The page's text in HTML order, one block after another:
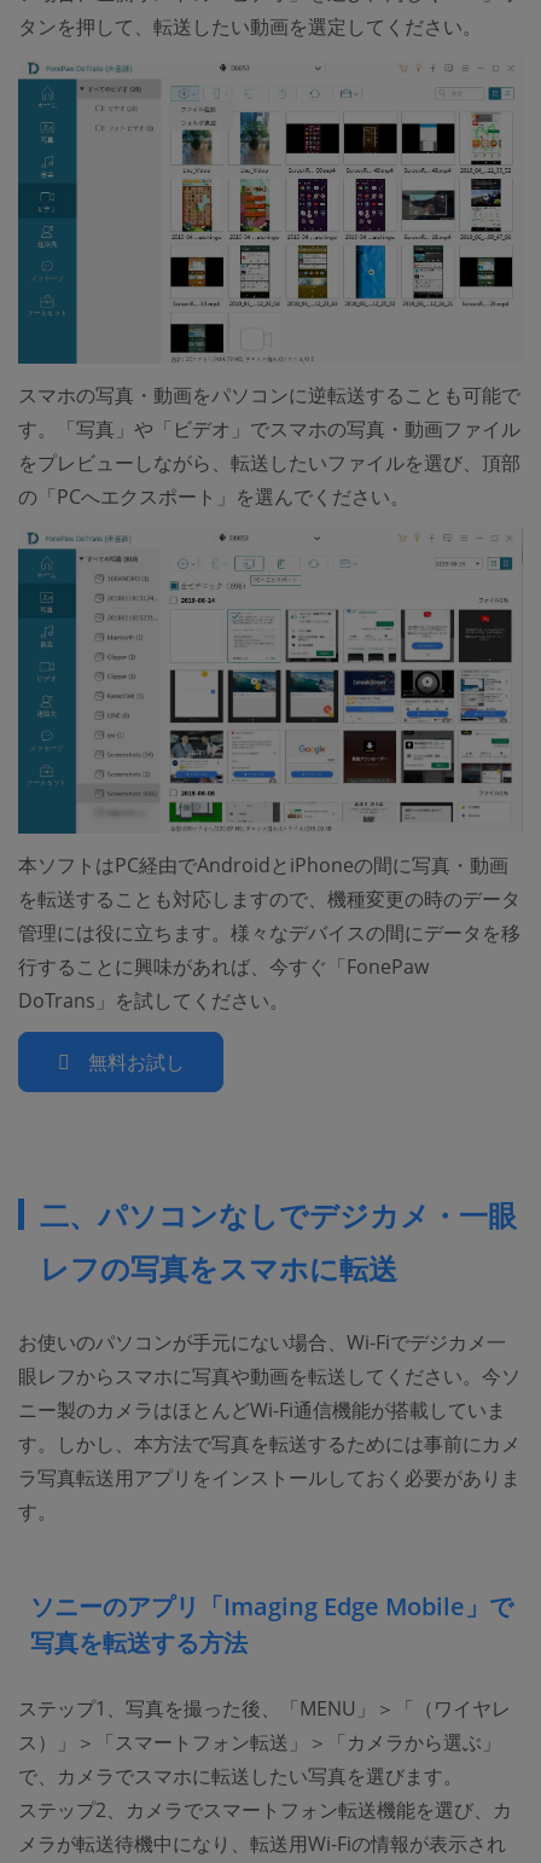
タンを押して、転送したい動画を選定してください。
スマホの写真・動画をパソコンに逆転送することも可能で
す。「写真」や「ビデオ」でスマホの写真・動画ファイル
をプレビューしながら、転送したいファイルを選び、頂部
の「PCへエクスポート」を選んでください。
本ソフトはPC経由でAndroidとiPhoneの間に写真・動画
を転送することも対応しますので、機種変更の時のデータ
管理には役に立ちます。様々なデバイスの間にデータを移
行することに興味があれば、今すぐ「FonePaw
DoTrans」を試してください。
無料お試し
二、パソコンなしでデジカメ・一眼
レフの写真をスマホに転送
お使いのパソコンが手元にない場合、Wi-Fiでデジカメ一
眼レフからスマホに写真や動画を転送してください。今ソ
ニー製のカメラはほとんどWi-Fi通信機能が搭載していま
す。しかし、本方法で写真を転送するためには事前にカメ
ラ写真転送用アプリをインストールしておく必要がありま
す。
ソニーのアプリ「Imaging Edge Mobile」で
写真を転送する方法
ステップ1、写真を撮った後、「MENU」＞「（ワイヤレ
ス）」＞「スマートフォン転送」＞「カメラから選ぶ」
で、カメラでスマホに転送したい写真を選びます。
ステップ2、カメラでスマートフォン転送機能を選び、カ
メラが転送待機中になり、転送用Wi-Fiの情報が表示され